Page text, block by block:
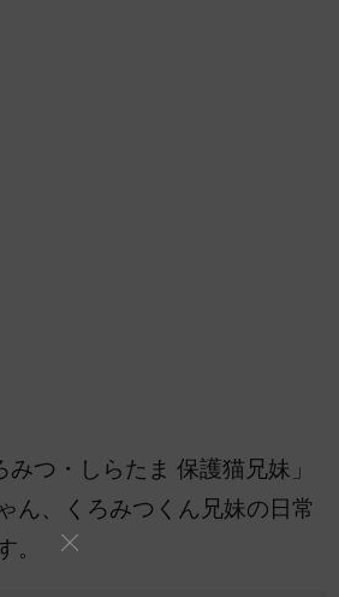
つ・しらたま 保護猫兄妹」
ん、くろみつくん兄妹の日常
。